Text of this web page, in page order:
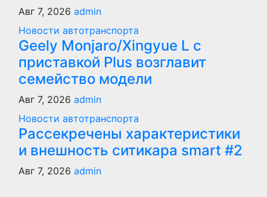
Авг 7, 2026 admin
Новости автотранспорта
Geely Monjaro/Xingyue L с
приставкой Plus возглавит
семейство модели
Авг 7, 2026 admin
Новости автотранспорта
Рассекречены характеристики
и внешность ситикара smart #2
Авг 7, 2026 admin